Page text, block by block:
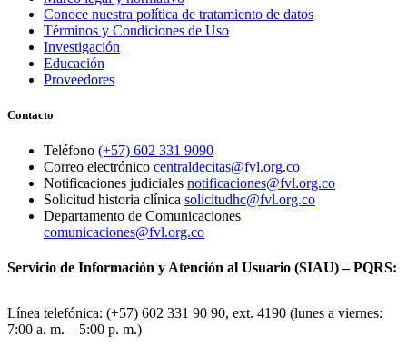
Conoce nuestra política de tratamiento de datos
Términos y Condiciones de Uso
Investigación
Educación
Proveedores
Contacto
Teléfono (+57) 602 331 9090
Correo electrónico centraldecitas@fvl.org.co
Notificaciones judiciales notificaciones@fvl.org.co
Solicitud historia clínica solicitudhc@fvl.org.co
Departamento de Comunicaciones
comunicaciones@fvl.org.co
Servicio de Información y Atención al Usuario (SIAU) – PQRS:
Línea telefónica: (+57) 602 331 90 90, ext. 4190 (lunes a viernes:
7:00 a. m. – 5:00 p. m.)